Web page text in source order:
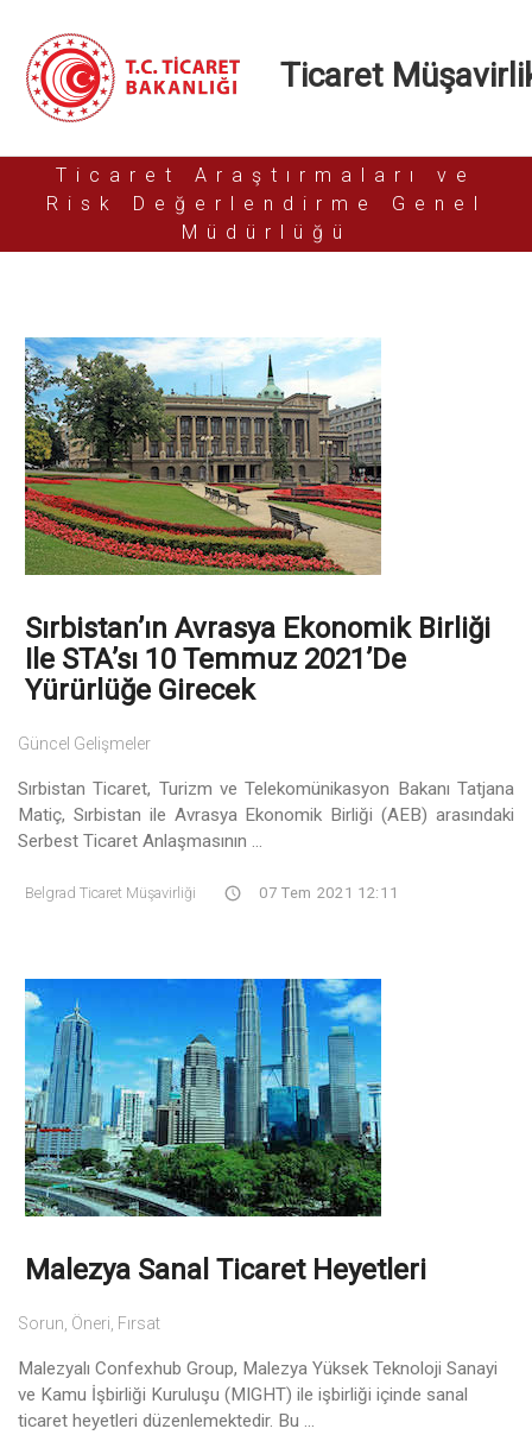
Ticaret
Ticaret Araştırmaları ve
Risk Değerlendirme Genel
Müdürlüğü
Sırbistan’ın Avrasya Ekonomik Birliği
Ile STA’sı 10 Temmuz 2021’de
Yürürlüğe Girecek
Güncel Gelişmeler
Sırbistan Ticaret, Turizm ve Telekomünikasyon Bakanı Tatjana
Matiç, Sırbistan ile Avrasya Ekonomik Birliği (AEB) arasındaki
Serbest Ticaret Anlaşmasının ...
Belgrad Ticaret Müşavirliği 07 Tem 2021 12:11
Malezya Sanal Ticaret Heyetleri
Sorun, Öneri, Fırsat
Malezyalı Confexhub Group, Malezya Yüksek Teknoloji Sanayi
ve Kamu İşbirliği Kuruluşu (MIGHT) ile işbirliği içinde sanal
ticaret heyetleri düzenlemektedir. Bu ...